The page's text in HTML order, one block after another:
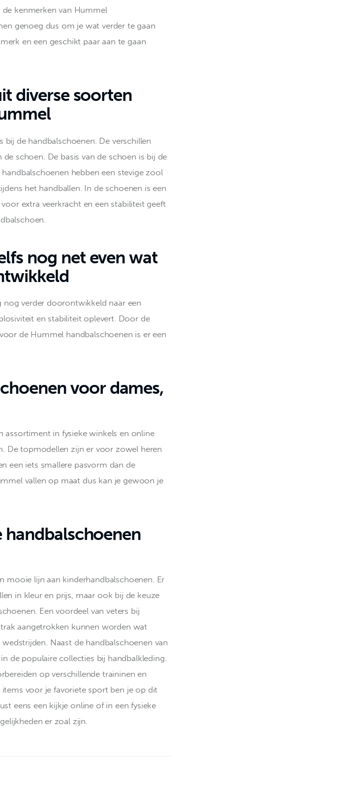
kenmerken van Hummel
genoeg dus om je wat verder te gaan
en een geschikt paar aan te gaan
diverse soorten
de handbalschoenen. De verschillen
schoen. De basis van de schoen is bij de
hebben een stevige zool
het handballen. In de schoenen is een
extra veerkracht en een stabiliteit geeft
nog net even wat
verder doorontwikkeld naar een
en stabiliteit oplevert. Door de
de Hummel handbalschoenen is er een
voor dames,
in fysieke winkels en online
De topmodellen zijn er voor zowel heren
een iets smallere pasvorm dan de
vallen op maat dus kan je gewoon je
handbalschoenen
mooie lijn aan kinderhandbalschoenen. Er
in kleur en prijs, maar ook bij de keuze
Een voordeel van veters bij
aangetrokken kunnen worden wat
Naast de handbalschoenen van
de populaire collecties bij handbalkleding.
op verschillende traininen en
voor je favoriete sport ben je op dit
eens een kijkje online of in een fysieke
er zoal zijn.